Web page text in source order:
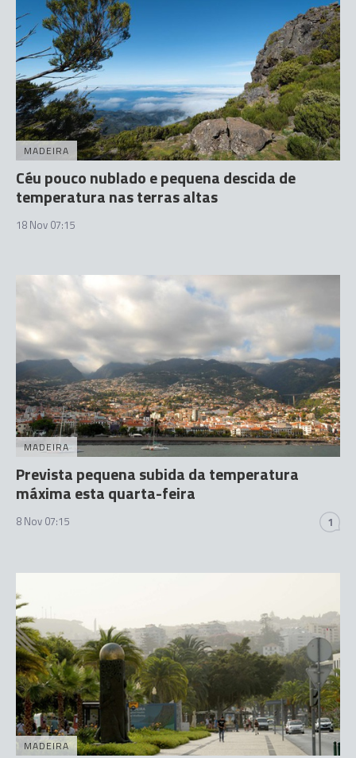
MADEIRA
Céu pouco nublado e pequena descida de
temperatura nas terras altas
18 Nov 07:15
MADEIRA
Prevista pequena subida da temperatura
máxima esta quarta-feira
8 Nov 07:15 1
MADEIRA